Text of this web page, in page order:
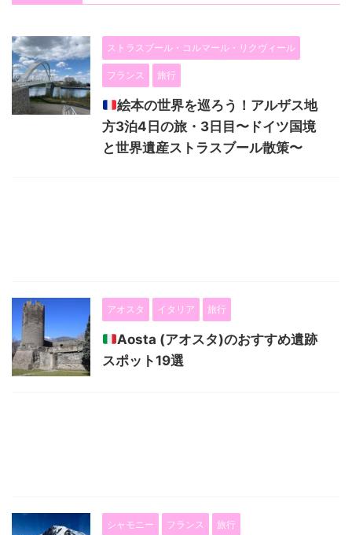
ストラスブール・コルマール・リクヴィール
フランス 旅行
絵本の世界を巡ろう！アルザス地
方3泊4日の旅・3日目〜ドイツ国境
と世界遺産ストラスブール散策〜
アオスタ イタリア 旅行
Aosta (アオスタ)のおすすめ遺跡
スポット19選
シャモニー フランス 旅行